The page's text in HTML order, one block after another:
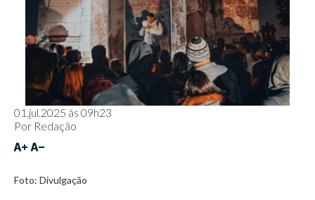
01.jul.2025 às 09h23
Por Redação
Foto: Divulgação